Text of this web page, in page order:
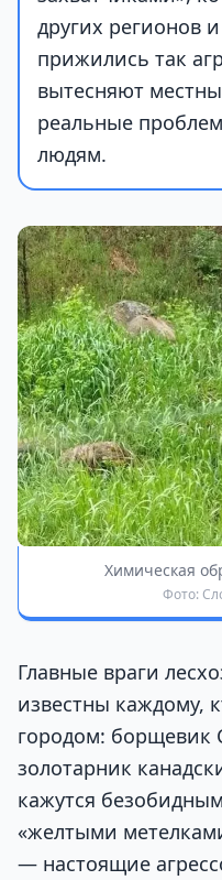
других регионов
прижились так
вытесняют
реальные
людям.
Химическая
Фото:
Главные враги
известны каждому,
городом: борщевик
золотарник
кажутся
«желтыми
— настоящие